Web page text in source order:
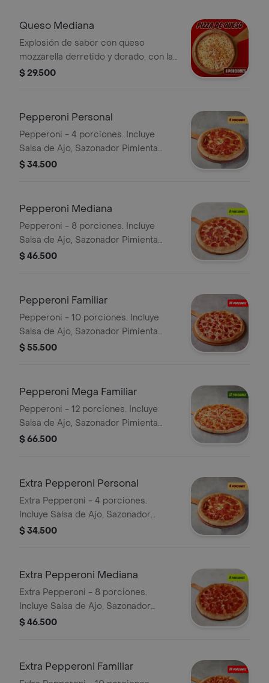
Pimienta Roja y Pepperoncini.
Queso Mediana
Explosión de sabor con queso
mozzarella derretido y dorado, con la
salsa pizza de Papa Johns con su
Pimienta Roja y Pepperoncini.
$ 29.500
Pepperoni Personal
Pepperoni - 4 porciones. Incluye
Salsa de Ajo, Sazonador Pimienta
Roja y Pepperoncini.
$ 34.500
Pepperoni Mediana
Pepperoni - 8 porciones. Incluye
Salsa de Ajo, Sazonador Pimienta
Roja y Pepperoncini.
$ 46.500
Pepperoni Familiar
Pepperoni - 10 porciones. Incluye
Salsa de Ajo, Sazonador Pimienta
Roja y Pepperoncini.
$ 55.500
Pepperoni Mega Familiar
Pepperoni - 12 porciones. Incluye
Salsa de Ajo, Sazonador Pimienta
Roja y Pepperoncini.
$ 66.500
Extra Pepperoni Personal
Extra Pepperoni - 4 porciones.
Incluye Salsa de Ajo, Sazonador
Pimienta Roja y Pepperoncini.
$ 34.500
Extra Pepperoni Mediana
Extra Pepperoni - 8 porciones.
Incluye Salsa de Ajo, Sazonador
Pimienta Roja y Pepperoncini.
$ 46.500
Extra Pepperoni Familiar